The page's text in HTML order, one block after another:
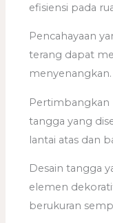
efisiensi pada
Pencahayaan
terang dapat
menyenangkan.
Pertimbangkan
tangga yang
lantai atas dan
Desain tangga
elemen
berukuran